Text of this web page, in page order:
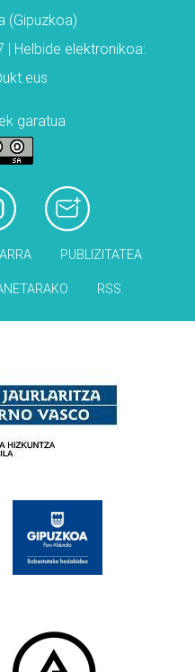
(Gipuzkoa)
| Helbide elektronikoa:
garatua
PUBLIZITATEA
RSS